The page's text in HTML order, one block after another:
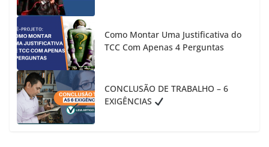
Como Montar Uma Justificativa do
TCC Com Apenas 4 Perguntas
CONCLUSÃO DE TRABALHO – 6
EXIGÊNCIAS